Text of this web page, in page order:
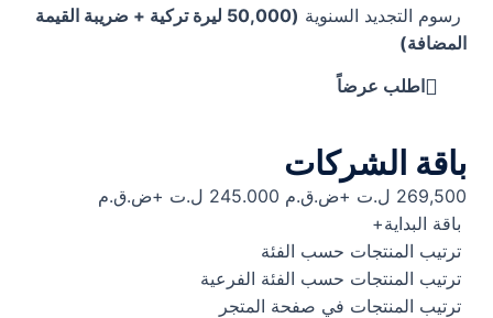
رسوم التجديد السنوية
(50,000 ليرة تركية + ضريبة القيمة
المضافة)
اطلب عرضاً
باقة الشركات
269,500 ل.ت +ض.ق.م
245.000 ل.ت +ض.ق.م
باقة البداية+
ترتيب المنتجات حسب الفئة
ترتيب المنتجات حسب الفئة الفرعية
ترتيب المنتجات في صفحة المتجر